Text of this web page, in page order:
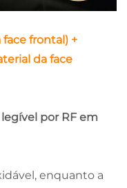
frontal) +
da face
por RF em
enquanto a